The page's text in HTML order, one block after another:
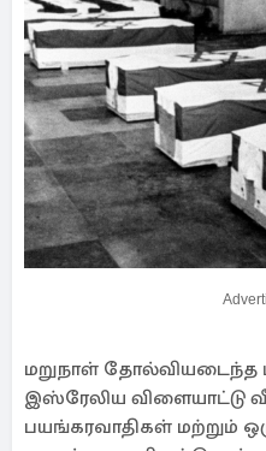
மறுநாள் தோல்வியடைந்த
இஸ்ரேலிய விளையாட்டு
பயங்கரவாதிகள் மற்றும்